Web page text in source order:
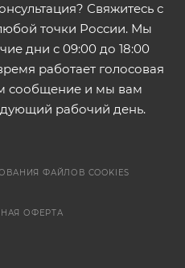
Свяжитесь с
точки России. Мы
дни с 09:00 до 18:00
работает голосовая
сообщение и мы вам
рабочий день.
ФАЙЛОВ COOKIES
ОФЕРТА